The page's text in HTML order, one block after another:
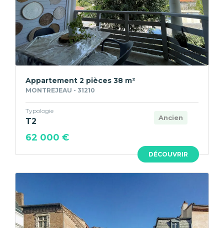
DÉCOUVRIR
Appartement 2 pièces 38 m²
MONTREJEAU - 31210
Ancien
Typologie
T2
62 000 €